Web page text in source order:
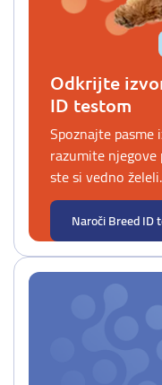
Odkrijte
ID testom
Spoznajte
razumite
ste si vedno želeli.
Naroči Breed ID